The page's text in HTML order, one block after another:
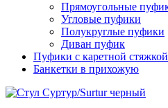
Прямоугольные
Угловые пуфики
Полукруглые пуфики
Диван пуфик
Пуфики с каретной стяжкой
Банкетки в прихожую